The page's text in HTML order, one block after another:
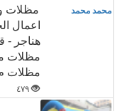
محمد محمد
مظلات و
اعمال
هناجر -
مظلات
مظلات
٤٧٩